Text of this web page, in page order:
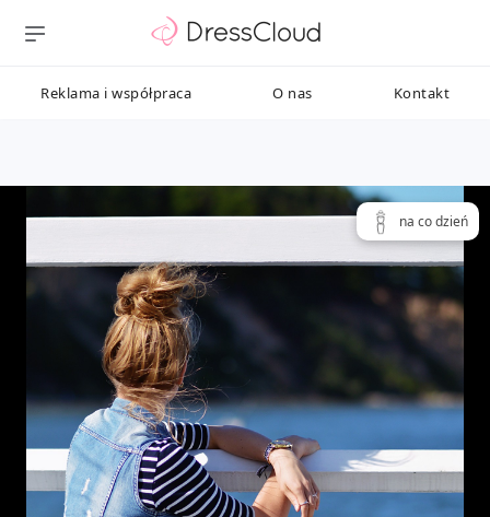
Reklama i współpraca O nas Kontakt
na co dzień